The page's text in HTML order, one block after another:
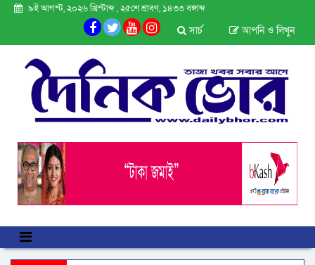
৯ই আগস্ট, ২০২৬ খ্রিস্টাব্দ , ২৫শে শ্রাবণ, ১৪৩৩ বঙ্গাব্দ
আপনি ও লিখুন
সার্চ